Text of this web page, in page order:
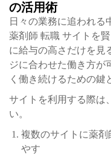
の活用術
日々の業務に追われる
薬剤師 転職 サイトを
に給与の高さだけを見
ジに合わせた働き方が
く働き続けるための鍵
サイトを利用する際は
い。
複数のサイトに薬
やす